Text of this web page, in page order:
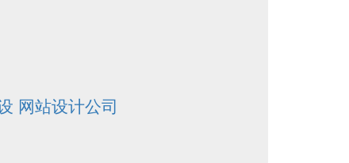
网站设计公司